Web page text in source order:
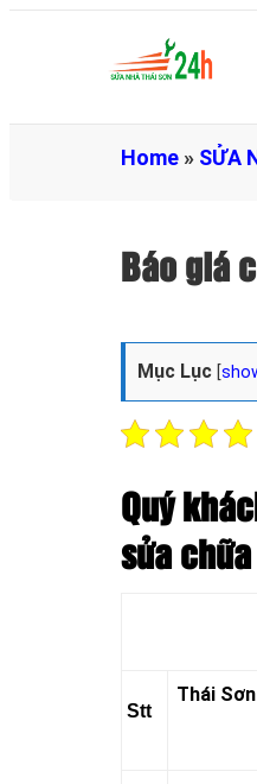
Home » SỬA
Báo giá
Mục Lục [
Quý
sửa
Stt
Thái